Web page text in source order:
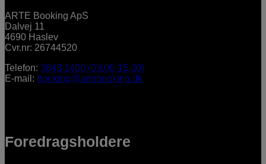
ARTE Booking ApS
Dalvej 11
4690 Haslev
Cvr.nr: 26744520
Telefon: 3848 1400 (09.00-15.00)
E-mail: booking@artebooking.dk
Foredragsholdere